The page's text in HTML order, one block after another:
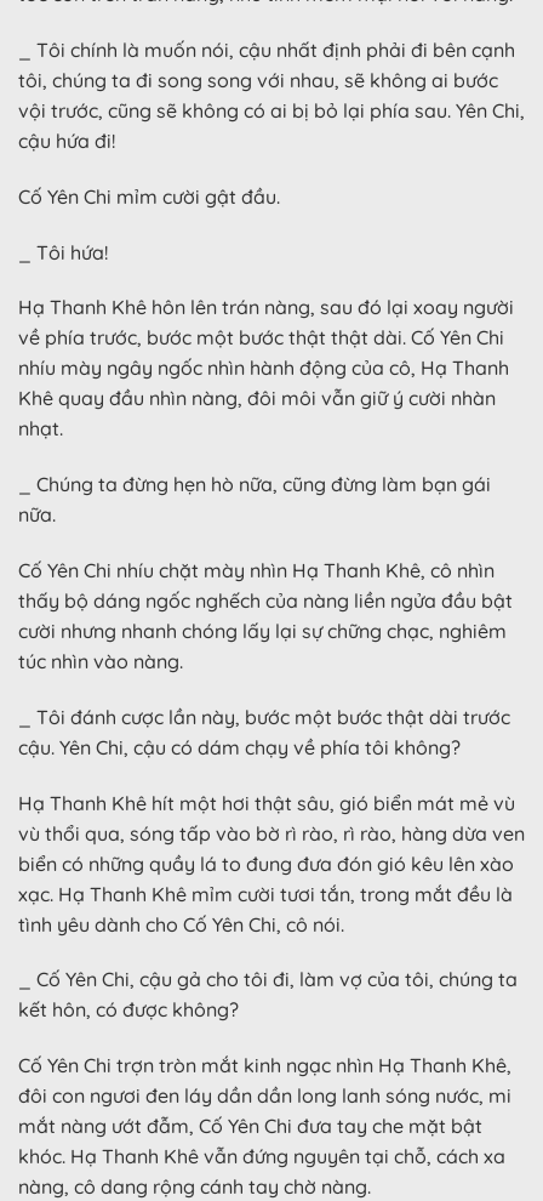
_ Tôi chính là muốn nói, cậu nhất định phải đi bên cạnh
tôi, chúng ta đi song song với nhau, sẽ không ai bước
vội trước, cũng sẽ không có ai bị bỏ lại phía sau. Yên Chi,
cậu hứa đi!
Cố Yên Chi mỉm cười gật đầu.
_ Tôi hứa!
Hạ Thanh Khê hôn lên trán nàng, sau đó lại xoay người
về phía trước, bước một bước thật thật dài. Cố Yên Chi
nhíu mày ngây ngốc nhìn hành động của cô, Hạ Thanh
Khê quay đầu nhìn nàng, đôi môi vẫn giữ ý cười nhàn
nhạt.
_ Chúng ta đừng hẹn hò nữa, cũng đừng làm bạn gái
nữa.
Cố Yên Chi nhíu chặt mày nhìn Hạ Thanh Khê, cô nhìn
thấy bộ dáng ngốc nghếch của nàng liền ngửa đầu bật
cười nhưng nhanh chóng lấy lại sự chững chạc, nghiêm
túc nhìn vào nàng.
_ Tôi đánh cược lần này, bước một bước thật dài trước
cậu. Yên Chi, cậu có dám chạy về phía tôi không?
Hạ Thanh Khê hít một hơi thật sâu, gió biển mát mẻ vù
vù thổi qua, sóng tấp vào bờ rì rào, rì rào, hàng dừa ven
biển có những quầy lá to đung đưa đón gió kêu lên xào
xạc. Hạ Thanh Khê mỉm cười tươi tắn, trong mắt đều là
tình yêu dành cho Cố Yên Chi, cô nói.
_ Cố Yên Chi, cậu gả cho tôi đi, làm vợ của tôi, chúng ta
kết hôn, có được không?
Cố Yên Chi trợn tròn mắt kinh ngạc nhìn Hạ Thanh Khê,
đôi con ngươi đen láy dần dần long lanh sóng nước, mi
mắt nàng ướt đẫm, Cố Yên Chi đưa tay che mặt bật
khóc. Hạ Thanh Khê vẫn đứng nguyên tại chỗ, cách xa
nàng, cô dang rộng cánh tay chờ nàng.